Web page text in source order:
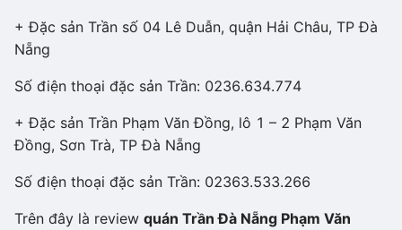
+ Đặc sản Trần số 04 Lê Duẫn, quận Hải Châu, TP Đà
Nẵng
Số điện thoại đặc sản Trần: 0236.634.774
+ Đặc sản Trần Phạm Văn Đồng, lô 1 – 2 Phạm Văn
Đồng, Sơn Trà, TP Đà Nẵng
Số điện thoại đặc sản Trần: 02363.533.266
Trên đây là review quán Trần Đà Nẵng Phạm Văn